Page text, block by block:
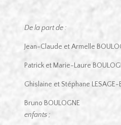
De la part de :
Jean-Claude et Armelle
Patrick et Marie-Laure
Ghislaine et Stéphane LESAGE-
Bruno
enfants ;